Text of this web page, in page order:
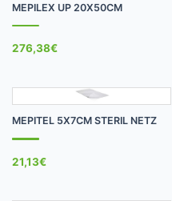
MEPILEX UP 20X50CM
276,38€
MEPITEL 5X7CM STERIL NETZ
21,13€